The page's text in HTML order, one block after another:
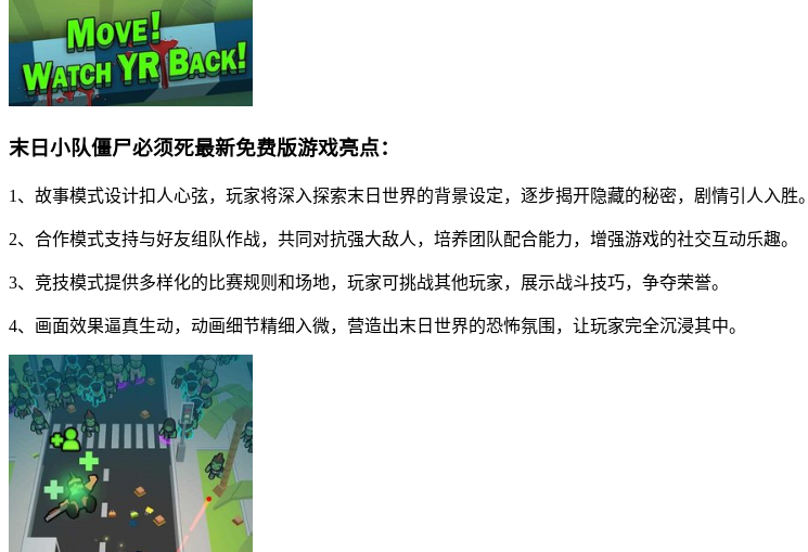
末日小队僵尸必须死最新免费版游戏亮点：
1、故事模式设计扣人心弦，玩家将深入探索末日世界的背景设定，逐步揭开隐藏的秘密，剧情引人入胜。
2、合作模式支持与好友组队作战，共同对抗强大敌人，培养团队配合能力，增强游戏的社交互动乐趣。
3、竞技模式提供多样化的比赛规则和场地，玩家可挑战其他玩家，展示战斗技巧，争夺荣誉。
4、画面效果逼真生动，动画细节精细入微，营造出末日世界的恐怖氛围，让玩家完全沉浸其中。